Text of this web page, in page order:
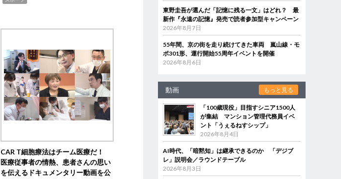
CAR T細胞療法はチーム医療だ！
医療従事者の情熱、患者さんの思い
を伝えるドキュメンタリー動画を公
東野圭吾が選んだ「記憶に残る一文」はどれ？ 最
新作『永遠の記憶』発売で読者参加型キャンペーン
2026年8月7日
55年間、京の街を走り続けてきた車両 嵐山線・モ
ボ301形、運行開始55周年イベントを開催
2026年8月6日
動画 もっと見る
「100歳現役」目指すシニア1500人
が集結 マンション管理代務員イベ
ント「うぇるねすシップ」
2026年8月4日
AI時代、「暗黙知」は継承できるのか 「デジブ
レ」説明会／ラウンドテーブル
2026年8月3日